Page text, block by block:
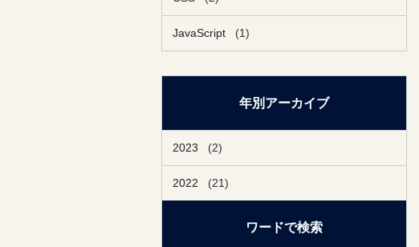
JavaScript (1)
年別アーカイブ
2023 (2)
2022 (21)
ワードで検索